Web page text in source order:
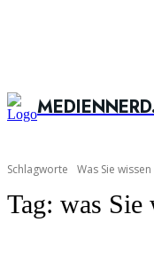
Schlagworte Was Sie
Tag: was Sie